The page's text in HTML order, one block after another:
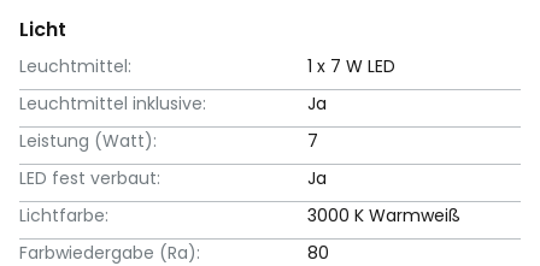
Licht
Leuchtmittel:
1 x 7 W LED
Leuchtmittel inklusive:
Ja
Leistung (Watt):
7
LED fest verbaut:
Ja
Lichtfarbe:
3000 K Warmweiß
Farbwiedergabe (Ra):
80